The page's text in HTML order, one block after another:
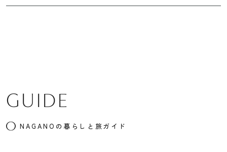
GUIDE
NAGANOの暮らしと旅ガイド